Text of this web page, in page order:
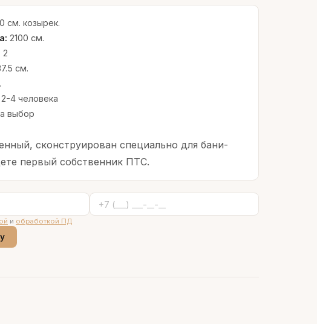
см. козырек.
2100 см.
2
см.
2-4 человека
выбор
сконструирован специально для бани-
первый собственник ПТС.
и обработкой ПД